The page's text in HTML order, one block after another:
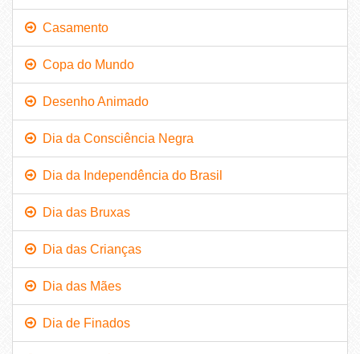
Casamento
Copa do Mundo
Desenho Animado
Dia da Consciência Negra
Dia da Independência do Brasil
Dia das Bruxas
Dia das Crianças
Dia das Mães
Dia de Finados